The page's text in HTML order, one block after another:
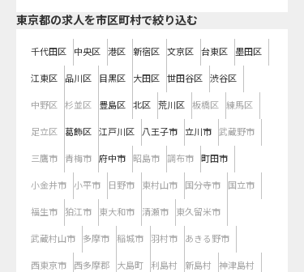
東京都の求人を市区町村で絞り込む
千代田区 中央区 港区 新宿区 文京区 台東区 墨田区
江東区 品川区 目黒区 大田区 世田谷区 渋谷区
中野区 杉並区 豊島区 北区 荒川区 板橋区 練馬区
足立区 葛飾区 江戸川区 八王子市 立川市 武蔵野市
三鷹市 青梅市 府中市 昭島市 調布市 町田市
小金井市 小平市 日野市 東村山市 国分寺市 国立市
福生市 狛江市 東大和市 清瀬市 東久留米市
武蔵村山市 多摩市 稲城市 羽村市 あきる野市
西東京市 西多摩郡 大島町 利島村 新島村 神津島村